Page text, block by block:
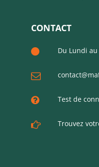
CONTACT
Du Lundi
Test de
Trouvez